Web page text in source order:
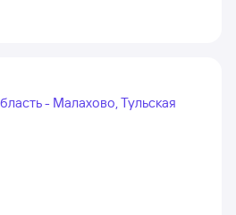
- Малахово, Тульская